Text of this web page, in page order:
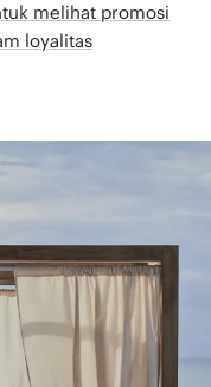
melihat promosi
loyalitas